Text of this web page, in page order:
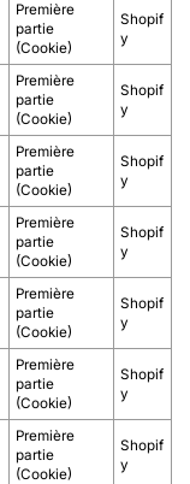
Première
partie
(Cookie)
Shopif
y
Première
partie
(Cookie)
Shopif
y
Première
partie
(Cookie)
Shopif
y
Première
partie
(Cookie)
Shopif
y
Première
partie
(Cookie)
Shopif
y
Première
partie
(Cookie)
Shopif
y
Première
partie
(Cookie)
Shopif
y